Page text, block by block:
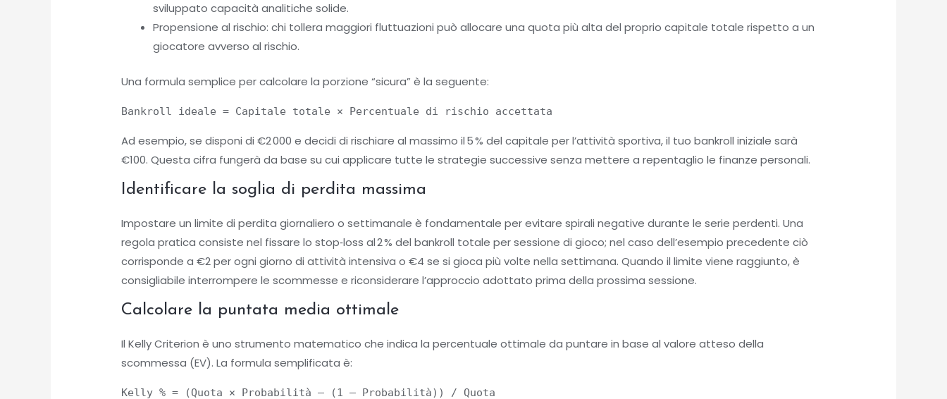
sviluppato capacità analitiche solide.
Propensione al rischio: chi tollera maggiori fluttuazioni può allocare una quota più alta del proprio capitale totale rispetto a un
giocatore avverso al rischio.
Una formula semplice per calcolare la porzione “sicura” è la seguente:
Bankroll ideale = Capitale totale × Percentuale di rischio accettata
Ad esempio, se disponi di €2 000 e decidi di rischiare al massimo il 5 % del capitale per l’attività sportiva, il tuo bankroll iniziale sarà
€100. Questa cifra fungerà da base su cui applicare tutte le strategie successive senza mettere a repentaglio le finanze personali.
Identificare la soglia di perdita massima
Impostare un limite di perdita giornaliero o settimanale è fondamentale per evitare spirali negative durante le serie perdenti. Una
regola pratica consiste nel fissare lo stop‑loss al 2 % del bankroll totale per sessione di gioco; nel caso dell’esempio precedente ciò
corrisponde a €2 per ogni giorno di attività intensiva o €4 se si gioca più volte nella settimana. Quando il limite viene raggiunto, è
consigliabile interrompere le scommesse e riconsiderare l’approccio adottato prima della prossima sessione.
Calcolare la puntata media ottimale
Il Kelly Criterion è uno strumento matematico che indica la percentuale ottimale da puntare in base al valore atteso della
scommessa (EV). La formula semplificata è:
Kelly % = (Quota × Probabilità – (1 – Probabilità)) / Quota